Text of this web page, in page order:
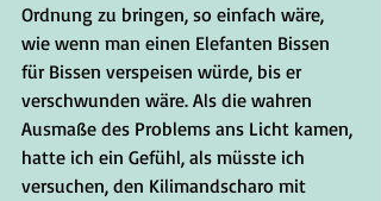
Ordnung zu bringen, so einfach wäre,
wie wenn man einen Elefanten Bissen
für Bissen verspeisen würde, bis er
verschwunden wäre. Als die wahren
Ausmaße des Problems ans Licht kamen,
hatte ich ein Gefühl, als müsste ich
versuchen, den Kilimandscharo mit